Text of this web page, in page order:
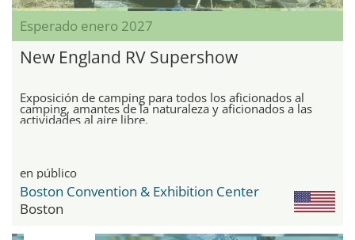
Esperado enero 2027
New England RV Supershow
Exposición de camping para todos los aficionados al
camping, amantes de la naturaleza y aficionados a las
actividades al aire libre.
en público
Boston Convention & Exhibition Center
Boston